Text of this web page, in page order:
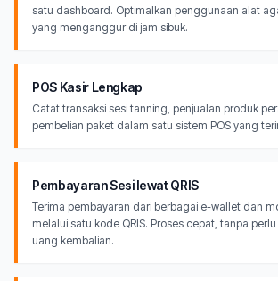
satu dashboard. Optimalkan penggunaan alat
yang menganggur di jam sibuk.
POS Kasir Lengkap
Catat transaksi sesi tanning, penjualan produk
pembelian paket dalam satu sistem POS yang
Pembayaran Sesi lewat QRIS
Terima pembayaran dari berbagai e-wallet dan
melalui satu kode QRIS. Proses cepat, tanpa
uang kembalian.